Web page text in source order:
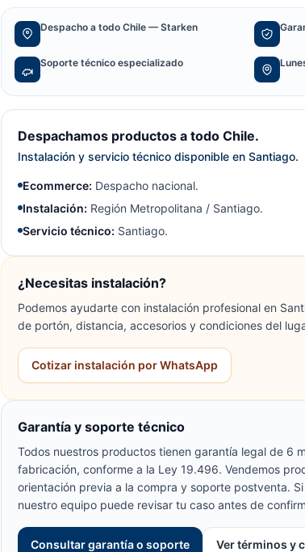
Despacho a todo Chile — Starken
Soporte técnico especializado
Despachamos productos a todo Chile.
Instalación y servicio técnico disponible en Santiago.
Ecommerce: Despacho nacional.
Instalación: Región Metropolitana / Santiago.
Servicio técnico: Santiago.
¿Necesitas instalación?
Podemos ayudarte con instalación profesional en
de portón, distancia, accesorios y condiciones del
Cotizar instalación por WhatsApp
Garantía y soporte técnico
Todos nuestros productos tienen garantía legal de 6
fabricación, conforme a la Ley 19.496. Vendemos
orientación previa a la compra y soporte postventa.
nuestro equipo puede revisar tu caso antes de
Consultar garantía o soporte Ver términos y